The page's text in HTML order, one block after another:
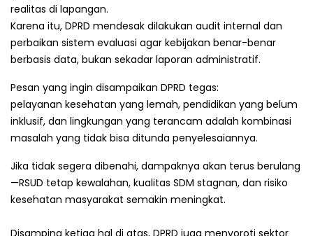
realitas di lapangan.
Karena itu, DPRD mendesak dilakukan audit internal dan
perbaikan sistem evaluasi agar kebijakan benar-benar
berbasis data, bukan sekadar laporan administratif.
Pesan yang ingin disampaikan DPRD tegas:
pelayanan kesehatan yang lemah, pendidikan yang belum
inklusif, dan lingkungan yang terancam adalah kombinasi
masalah yang tidak bisa ditunda penyelesaiannya.
Jika tidak segera dibenahi, dampaknya akan terus berulang
—RSUD tetap kewalahan, kualitas SDM stagnan, dan risiko
kesehatan masyarakat semakin meningkat.
Disamping ketiga hal di atas, DPRD juga menyoroti sektor